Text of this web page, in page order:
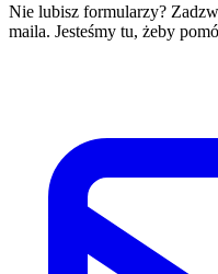
Nie lubisz formularzy?
maila. Jesteśmy tu, żeby